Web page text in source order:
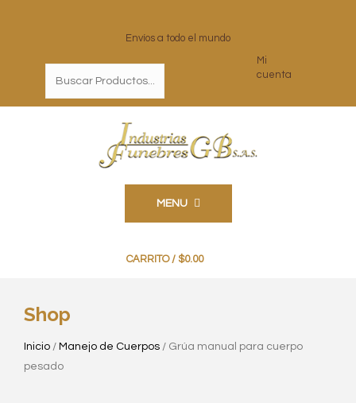
Envíos a todo el mundo
Mi
cuenta
MENU
CARRITO / $0.00
Shop
Inicio / Manejo de Cuerpos / Grúa manual para cuerpo
pesado